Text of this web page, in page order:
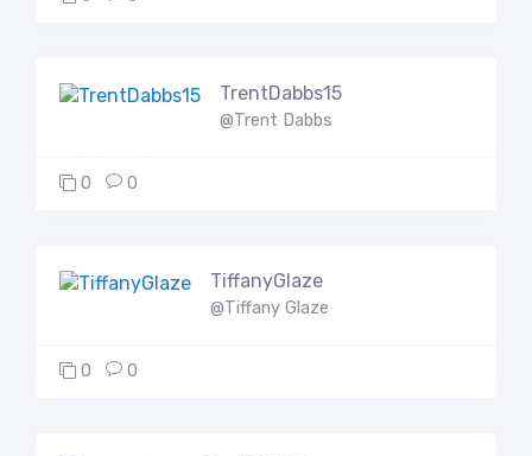
TrentDabbs15
@Trent Dabbs
0 0
TiffanyGlaze
@Tiffany Glaze
0 0